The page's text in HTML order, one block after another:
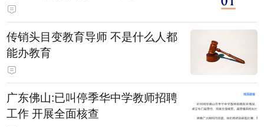
传销头目变教育导师 不是什么人都
能办教育
广东佛山:已叫停季华中学教师招聘
工作 开展全面核查